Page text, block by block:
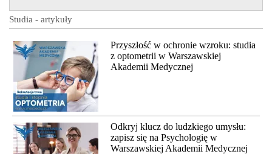
Studia - artykuły
Przyszłość w ochronie wzroku: studia
z optometrii w Warszawskiej
Akademii Medycznej
Odkryj klucz do ludzkiego umysłu:
zapisz się na Psychologię w
Warszawskiej Akademii Medycznej